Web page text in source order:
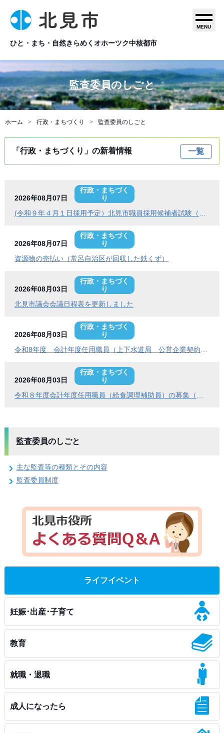
ひと・まち・自然きらめくオホーツク中核都市
MENU
監査委員のしごと
ホーム 行政・まちづくり 監査委員のしごと
「行政・まちづくり」の新着情報 一覧
2026年08月07日
行政・まちづく
り
2026年08月07日
行政・まちづく
り
資源物の売払い（常呂自治区が回収した鉄くず）
2026年08月03日
行政・まちづく
り
北見市議会会議日程表を更新しました
2026年08月03日
行政・まちづく
り
2026年08月03日
行政・まちづく
り
監査委員のしごと
主な監査等の種類とその内容
監査委員制度
ライフイベント
妊娠･出産･子育て
教育
就職・退職
成人になったら